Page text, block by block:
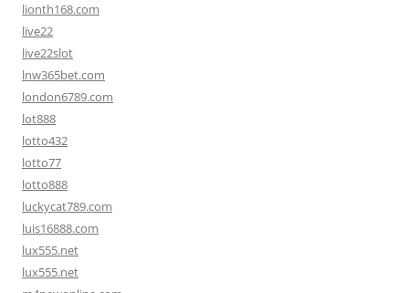
lionth168.com
live22
live22slot
lnw365bet.com
london6789.com
lot888
lotto432
lotto77
lotto888
luckycat789.com
luis16888.com
lux555.net
lux555.net